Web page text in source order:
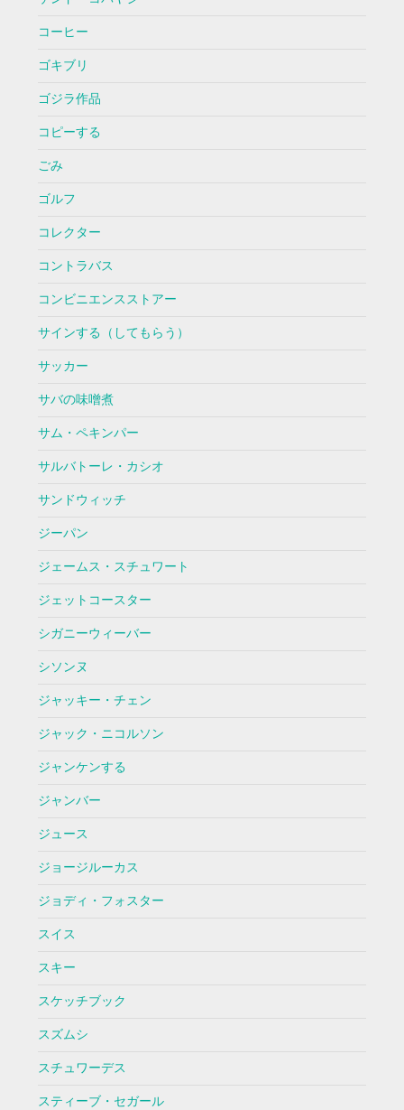
コーヒー
ゴキブリ
ゴジラ作品
コピーする
ごみ
ゴルフ
コレクター
コントラバス
コンビニエンスストアー
サインする（してもらう）
サッカー
サバの味噌煮
サム・ペキンパー
サルバトーレ・カシオ
サンドウィッチ
ジーパン
ジェームス・スチュワート
ジェットコースター
シガニーウィーバー
シソンヌ
ジャッキー・チェン
ジャック・ニコルソン
ジャンケンする
ジャンバー
ジュース
ジョージルーカス
ジョディ・フォスター
スイス
スキー
スケッチブック
スズムシ
スチュワーデス
スティーブ・セガール